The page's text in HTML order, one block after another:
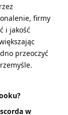
firmy
i jakość
przeoczyć
w